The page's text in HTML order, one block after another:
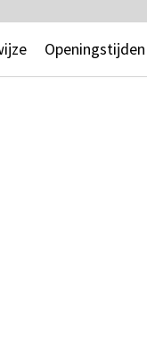
Openingstijden